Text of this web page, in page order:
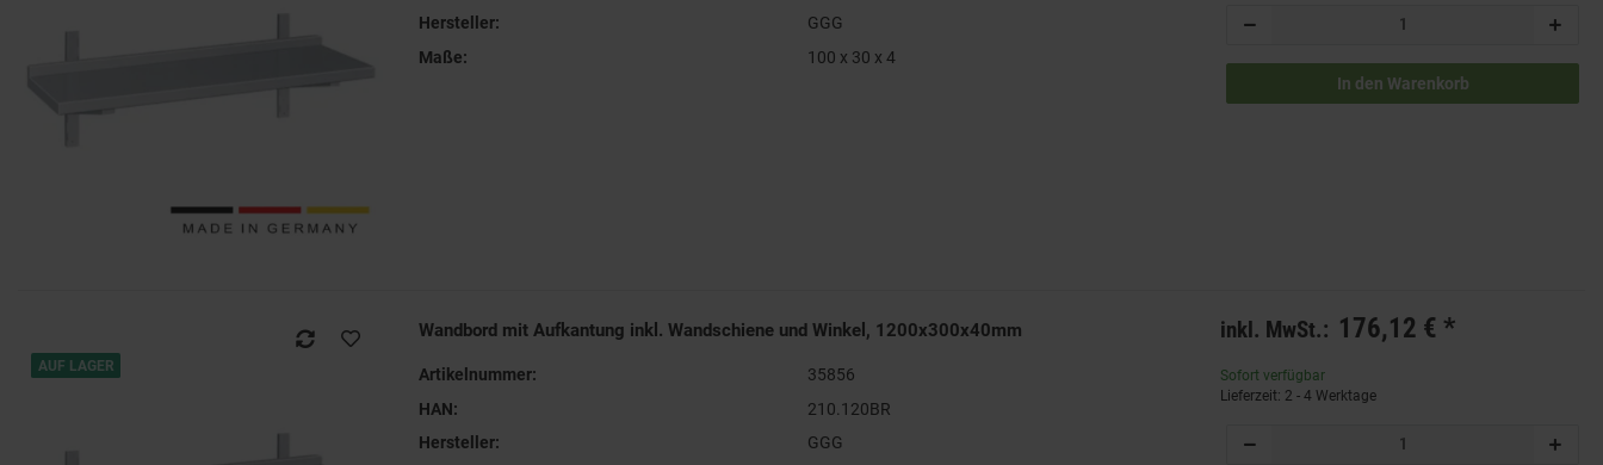
Hersteller:
GGG
Maße:
100 x 30 x 4
In den Warenkorb
AUF LAGER
Wandbord mit Aufkantung inkl. Wandschiene und Winkel, 1200x300x40mm
Artikelnummer:
35856
HAN:
210.120BR
Hersteller:
GGG
inkl. MwSt.: 176,12 € *
Sofort verfügbar
Lieferzeit: 2 - 4 Werktage